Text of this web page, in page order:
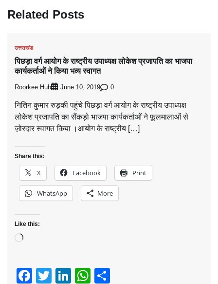
Related Posts
उत्तराखंड
पिछड़ा वर्ग आयोग के राष्ट्रीय उपाध्यक्ष लोकेश प्रजापति का भाजपा
कार्यकर्ताओं ने किया भव्य स्वागत
Roorkee Hub June 10, 2019 0
नितिन कुमार रुड़की पहुंचे पिछड़ा वर्ग आयोग के राष्ट्रीय उपाध्यक्ष
लोकेश प्रजापति का सैंकड़ो भाजपा कार्यकर्ताओं ने फूलमालाओं से
ज़ोरदार स्वागत किया ।आयोग के राष्ट्रीय […]
Share this:
X Facebook Print
WhatsApp More
Like this:
Loading…
Facebook
Twitter
LinkedIn
WhatsApp